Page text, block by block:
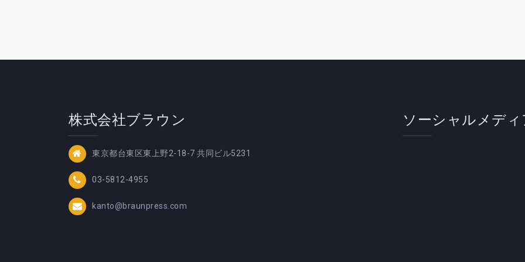
株式会社ブラウン
東京都台東区東上野2-18-7 共同ビル5231
03-5812-4955
kanto@braunpress.com
ソーシャルメディ